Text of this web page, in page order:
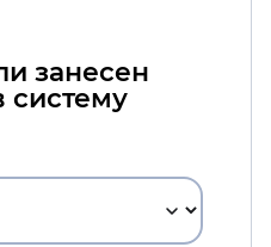
занесен
систему